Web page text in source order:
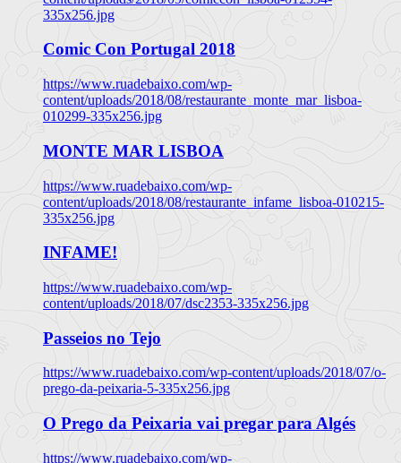
335x256.jpg
Comic Con Portugal 2018
https://www.ruadebaixo.com/wp-
content/uploads/2018/08/restaurante_monte_mar_lisboa-
010299-335x256.jpg
MONTE MAR LISBOA
https://www.ruadebaixo.com/wp-
content/uploads/2018/08/restaurante_infame_lisboa-010215-
335x256.jpg
INFAME!
https://www.ruadebaixo.com/wp-
content/uploads/2018/07/dsc2353-335x256.jpg
Passeios no Tejo
https://www.ruadebaixo.com/wp-content/uploads/2018/07/o-
prego-da-peixaria-5-335x256.jpg
O Prego da Peixaria vai pregar para Algés
https://www.ruadebaixo.com/wp-